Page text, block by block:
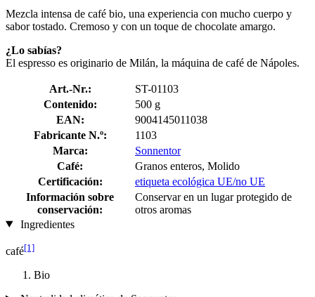
Mezcla intensa de café bio, una experiencia con mucho cuerpo y
sabor tostado. Cremoso y con un toque de chocolate amargo.
¿Lo sabías?
El espresso es originario de Milán, la máquina de café de Nápoles.
Art.-Nr.:
ST-01103
Contenido:
500 g
EAN:
9004145011038
Fabricante N.º:
1103
Marca:
Sonnentor
Café:
Granos enteros, Molido
Certificación:
etiqueta ecológica UE/no UE
Información sobre
conservación:
Conservar en un lugar protegido de
otros aromas
Ingredientes
café[1]
Bio